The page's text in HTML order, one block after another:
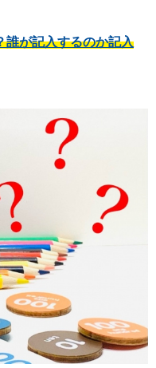
誰が記入するのか記入